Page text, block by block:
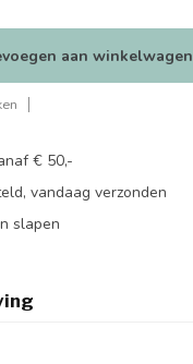
aan winkelwagen
€ 50,-
vandaag verzonden
slapen